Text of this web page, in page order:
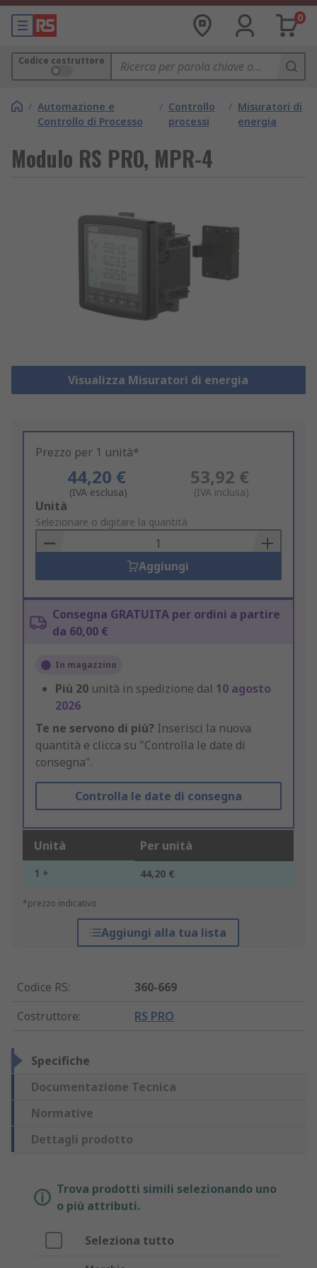
0
Codice costruttore
/ Automazione e
Controllo di Processo
/ Controllo
processi
/ Misuratori di
energia
Modulo RS PRO, MPR-4
Visualizza Misuratori di energia
Prezzo per 1 unità*
44,20 €
(IVA esclusa)
53,92 €
(IVA inclusa)
Add
to
Basket
Unità
Selezionare o digitare la quantità
Aggiungi
Consegna GRATUITA per ordini a partire
da 60,00 €
In magazzino
Più 20 unità in spedizione dal 10 agosto
2026
Te ne servono di più? Inserisci la nuova
quantità e clicca su "Controlla le date di
consegna".
Controlla le date di consegna
Unità Per unità
1 + 44,20 €
*prezzo indicativo
Aggiungi alla tua lista
Codice RS:
360-669
Costruttore: RS PRO
Specifiche
Documentazione Tecnica
Normative
Dettagli prodotto
Trova prodotti simili selezionando uno
o più attributi.
Seleziona tutto